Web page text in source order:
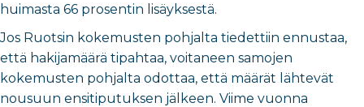
huimasta 66 prosentin lisäyksestä.
Jos Ruotsin kokemusten pohjalta tiedettiin ennustaa,
että hakijamäärä tipahtaa, voitaneen samojen
kokemusten pohjalta odottaa, että määrät lähtevät
nousuun ensitiputuksen jälkeen. Viime vuonna